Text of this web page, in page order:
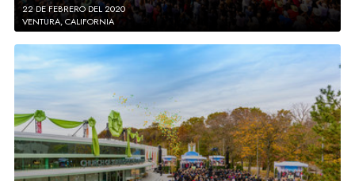
22 DE FEBRERO DEL 2020
VENTURA, CALIFORNIA